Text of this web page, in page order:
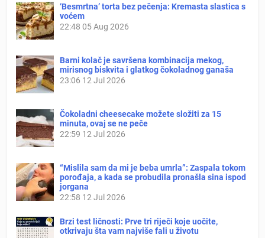
‘Besmrtna’ torta bez pečenja: Kremasta slastica s
voćem
22:48 05 Aug 2026
Barni kolač je savršena kombinacija mekog,
mirisnog biskvita i glatkog čokoladnog ganaša
23:06 12 Jul 2026
Čokoladni cheesecake možete složiti za 15
minuta, ovaj se ne peče
22:59 12 Jul 2026
“Mislila sam da mi je beba umrla”: Zaspala tokom
porođaja, a kada se probudila pronašla sina ispod
jorgana
22:58 12 Jul 2026
Brzi test ličnosti: Prve tri riječi koje uočite,
otkrivaju šta vam najviše fali u životu